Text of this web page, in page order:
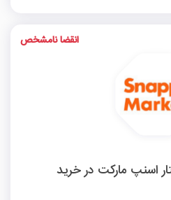
اسنپ مارکت در خرید
انقضا نامشخص